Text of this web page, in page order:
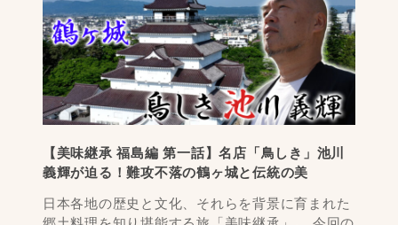
【美味継承 福島編 第一話】名店「鳥しき」池川
義輝が迫る！難攻不落の鶴ヶ城と伝統の美
日本各地の歴史と文化、それらを背景に育まれた